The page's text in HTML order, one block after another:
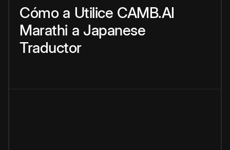
Cómo a Utilice CAMB.AI
Marathi a Japanese
Traductor